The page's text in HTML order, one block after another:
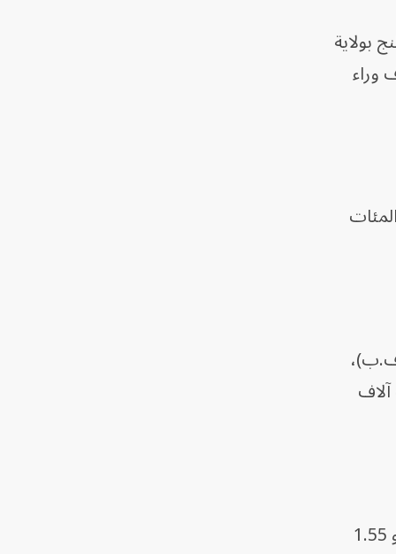
بولاية
وراء
وهو تاجر في بورتسودان، لـ"الشرق"، إن سعر صرف الدولار ارتفع من 500 جنيه قبل الحرب إلى 4 آلاف
وأضاف أن سعر لتر الجازولين ارتفع من 1200 جنيه (نحو 0.29 دولار) إلى 6 آلاف و360 جنيهاً (نحو 1.55